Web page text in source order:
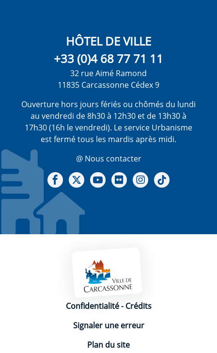
HÔTEL DE VILLE
+33 (0)4 68 77 71 11
32 rue Aimé Ramond
11835 Carcassonne Cédex 9
Ouverture hors jours fériés ou chômés du lundi
au vendredi de 8h30 à 12h30 et de 13h30 à
17h30 (16h le vendredi). Le service Urbanisme
est fermé tous les mardis après midi.
@ Nous contacter
Notre Facebook
Notre X - (twitter)
Notre chaine Youtube
Notre Gallerie sur Flickr
Notre Instagram
Mentions légales
Confidentialité-Crédits
Signaler une erreur
Plan du site